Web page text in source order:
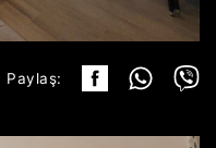
Paylaş: